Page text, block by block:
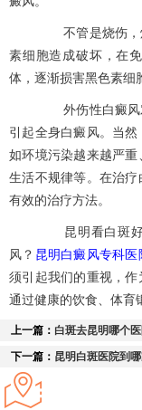
不管是烧伤，
素细胞造成破坏，在
体，逐渐损害黑色素细
外伤性白癜风
引起全身白癜风。当然
如环境污染越来越严重
生活不规律等。在治
有效的治疗方法。
昆明看白斑好
风？ 昆明白癜风专科医
须引起我们的重视，作
通过健康的饮食、体育
上一篇： 白斑去昆明哪个
下一篇： 昆明白斑医院到